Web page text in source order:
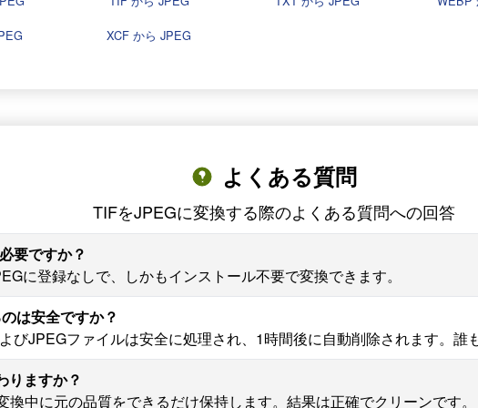
XCF から JPEG
よくある質問
TIFをJPEGに変換する際のよくある質問への回答
要ですか？
に登録なしで、しかもインストール不要で変換できます。
は安全ですか？
びJPEGファイルは安全に処理され、1時間後に自動削除されます。
りますか？
中に元の品質をできるだけ保持します。結果は正確でクリーンです。